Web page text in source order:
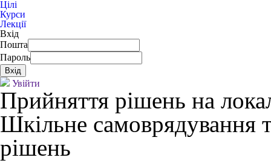
Цілі
Курси
Лекції
Вхід
Пошта
Пароль
Увійти
Прийняття рішень на
Шкільне самоврядування
рішень